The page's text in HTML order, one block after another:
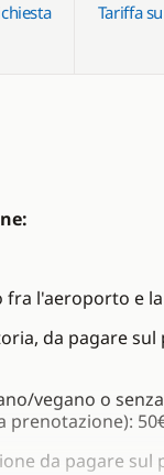
Tariffa
l'aeroporto e
da pagare
vegano o
prenotazione):
da pagare sul